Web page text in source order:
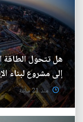
هل تتحول الطاقة
إلى مشروع لبناء
منذ 21 ساعة